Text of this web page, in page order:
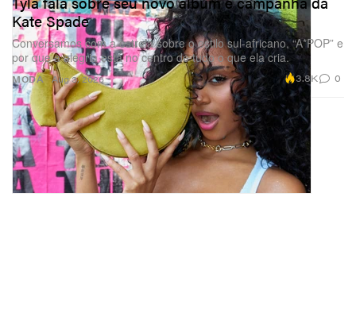
MODA
Kate Spade
Conversamos com a estrela sobre o estilo sul-africano, “A*POP” e
por que a alegria está no centro de tudo o que ela cria.
Aug 3, 2026 3.8K 0